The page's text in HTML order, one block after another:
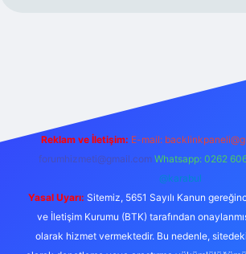
Reklam ve İletişim: E-mail:
forumhizmeti@gmail.com Whatsapp: 0262
@karabul
Yasal Uyarı: Sitemiz, 5651 Sayılı Kanun
ve İletişim Kurumu (BTK) tarafından
olarak hizmet vermektedir. Bu nedenle,